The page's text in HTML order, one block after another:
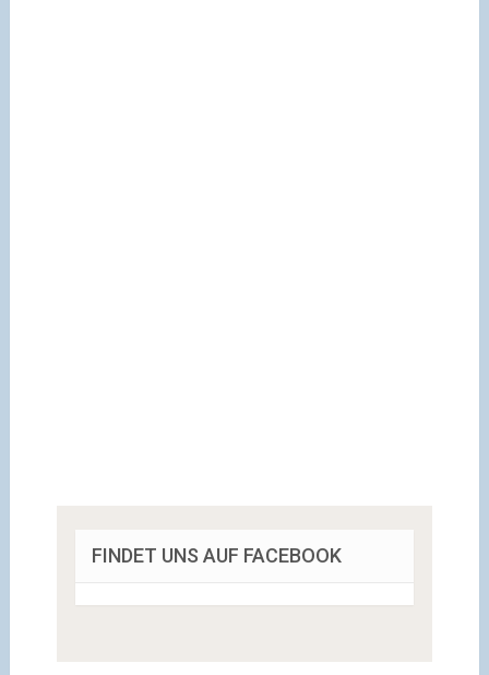
FINDET UNS AUF FACEBOOK